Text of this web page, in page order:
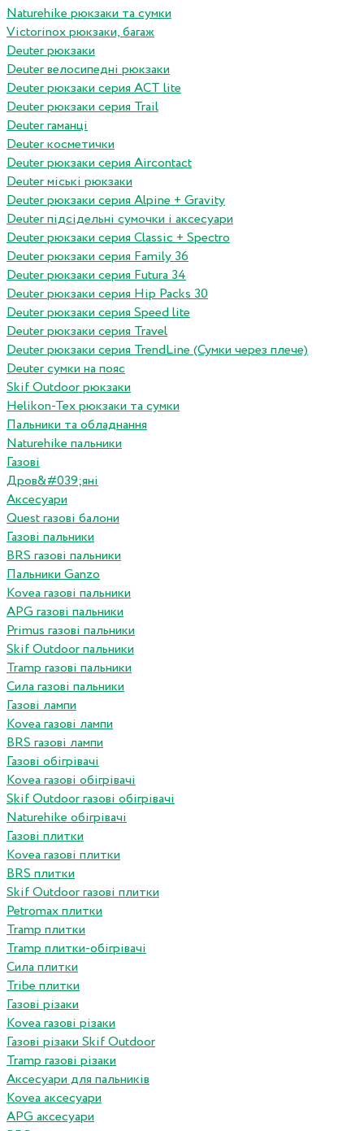
Naturehike рюкзаки та сумки
Victorinox рюкзаки, багаж
Deuter рюкзаки
Deuter велосипедні рюкзаки
Deuter рюкзаки серия ACT lite
Deuter рюкзаки серия Trail
Deuter гаманці
Deuter косметички
Deuter рюкзаки серия Aircontact
Deuter міські рюкзаки
Deuter рюкзаки серия Alpine + Gravity
Deuter підсідельні сумочки і аксесуари
Deuter рюкзаки серия Classic + Spectro
Deuter рюкзаки серия Family 36
Deuter рюкзаки серия Futura 34
Deuter рюкзаки серия Hip Packs 30
Deuter рюкзаки серия Speed lite
Deuter рюкзаки серия Travel
Deuter рюкзаки серия TrendLine (Сумки через плече)
Deuter сумки на пояс
Skif Outdoor рюкзаки
Helikon-Tex рюкзаки та сумки
Пальники та обладнання
Naturehike пальники
Газові
Дров&#039;яні
Аксесуари
Quest газові балони
Газові пальники
BRS газові пальники
Пальники Ganzo
Kovea газові пальники
APG газові пальники
Primus газові пальники
Skif Outdoor пальники
Tramp газові пальники
Сила газові пальники
Газові лампи
Kovea газові лампи
BRS газові лампи
Газові обігрівачі
Kovea газові обігрівачі
Skif Outdoor газові обігрівачі
Naturehike обігрівачі
Газові плитки
Kovea газові плитки
BRS плитки
Skif Outdoor газові плитки
Petromax плитки
Tramp плитки
Tramp плитки-обігрівачі
Сила плитки
Tribe плитки
Газові різаки
Kovea газові різаки
Газові різаки Skif Outdoor
Tramp газові різаки
Аксесуари для пальників
Kovea аксесуари
APG аксесуари